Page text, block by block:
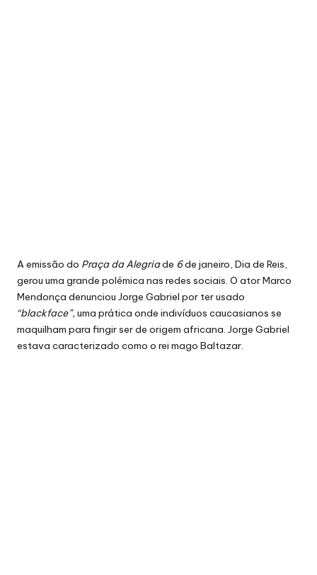
Aemissão do Praça da Alegriade 6de janeiro, Dia de Reis,
gerou uma grande polémica nas redes sociais. O ator Marco
Mendonça denunciou Jorge Gabriel por ter usado
“blackface”,uma prática onde indivíduos caucasianos se
maquilham para fingir ser de origem africana. Jorge Gabriel
estava caracterizado como o rei mago Baltazar.